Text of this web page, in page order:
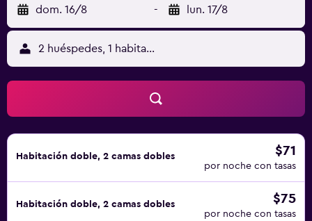
dom. 16/8 - lun. 17/8
2 huéspedes, 1 habitación
Habitación doble, 2 camas dobles $71
por noche con tasas
Habitación doble, 2 camas dobles $75
por noche con tasas